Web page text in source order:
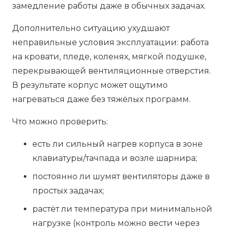
замедление работы даже в обычных задачах.
Дополнительно ситуацию ухудшают
неправильные условия эксплуатации: работа
на кровати, пледе, коленях, мягкой подушке,
перекрывающей вентиляционные отверстия.
В результате корпус может ощутимо
нагреваться даже без тяжёлых программ.
Что можно проверить:
есть ли сильный нагрев корпуса в зоне
клавиатуры/тачпада и возле шарнира;
постоянно ли шумят вентиляторы даже в
простых задачах;
растёт ли температура при минимальной
нагрузке (контроль можно вести через